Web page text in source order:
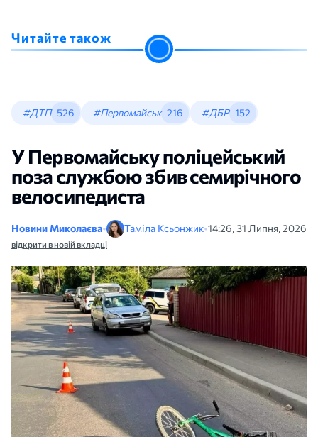
Читайте також
#ДТП 526 #Первомайськ 216 #ДБР 152
У Первомайську поліцейський
поза службою збив семирічного
велосипедиста
Новини Миколаєва• Таміла Ксьонжик•14:26, 31 Липня, 2026
відкрити в новій вкладці